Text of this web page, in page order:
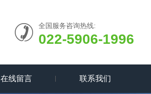
全国服务咨询热线:
022-5906-1996
在线留言 联系我们